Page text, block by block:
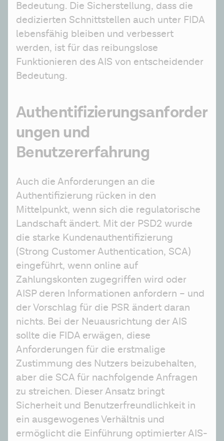
Bedeutung. Die Sicherstellung, dass die
dedizierten Schnittstellen auch unter FIDA
lebensfähig bleiben und verbessert
werden, ist für das reibungslose
Funktionieren des AIS von entscheidender
Bedeutung.
Authentifizierungsanforder
ungen und
Benutzererfahrung
Auch die Anforderungen an die
Authentifizierung rücken in den
Mittelpunkt, wenn sich die regulatorische
Landschaft ändert. Mit der PSD2 wurde
die starke Kundenauthentifizierung
(Strong Customer Authentication, SCA)
eingeführt, wenn online auf
Zahlungskonten zugegriffen wird oder
AISP deren Informationen anfordern – und
der Vorschlag für die PSR ändert daran
nichts. Bei der Neuausrichtung der AIS
sollte die FIDA erwägen, diese
Anforderungen für die erstmalige
Zustimmung des Nutzers beizubehalten,
aber die SCA für nachfolgende Anfragen
zu streichen. Dieser Ansatz bringt
Sicherheit und Benutzerfreundlichkeit in
ein ausgewogenes Verhältnis und
ermöglicht die Einführung optimierter AIS-